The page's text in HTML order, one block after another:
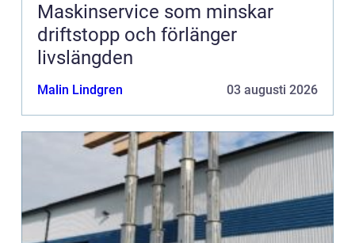
Maskinservice som minskar
driftstopp och förlänger
livslängden
Malin Lindgren 03 augusti 2026